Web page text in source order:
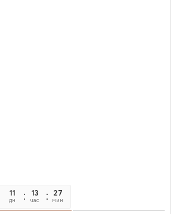
11
дн
13
час
27
мин